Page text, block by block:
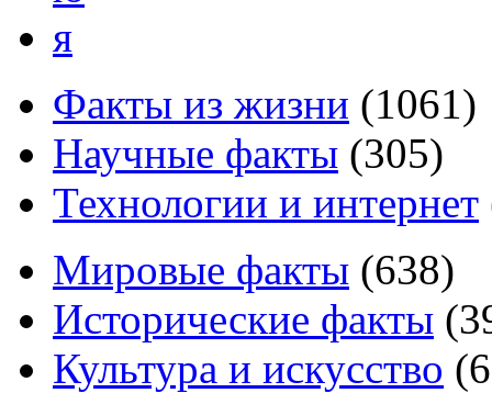
я
Факты из жизни (1061)
Научные факты (305)
Технологии и интернет
Мировые факты (638)
Исторические факты (
Культура и искусство (